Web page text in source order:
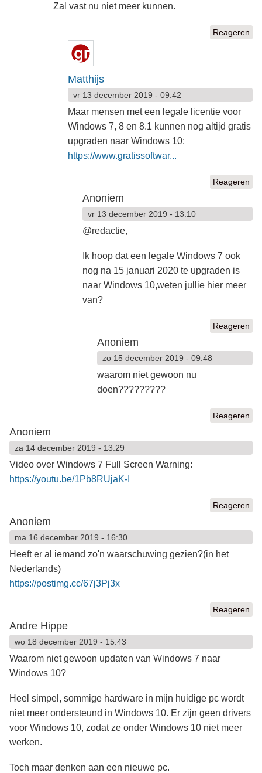
Zal vast nu niet meer kunnen.
Reageren
Matthijs
vr 13 december 2019 - 09:42
Maar mensen met een legale licentie voor
Windows 7, 8 en 8.1 kunnen nog altijd gratis
upgraden naar Windows 10:
https://www.gratissoftwar...
Reageren
Anoniem
vr 13 december 2019 - 13:10
@redactie,
Ik hoop dat een legale Windows 7 ook
nog na 15 januari 2020 te upgraden is
naar Windows 10,weten jullie hier meer
van?
Reageren
Anoniem
zo 15 december 2019 - 09:48
waarom niet gewoon nu
doen?????????
Reageren
Anoniem
za 14 december 2019 - 13:29
Video over Windows 7 Full Screen Warning:
https://youtu.be/1Pb8RUjaK-I
Reageren
Anoniem
ma 16 december 2019 - 16:30
Heeft er al iemand zo'n waarschuwing gezien?(in het
Nederlands)
https://postimg.cc/67j3Pj3x
Reageren
Andre Hippe
wo 18 december 2019 - 15:43
Waarom niet gewoon updaten van Windows 7 naar
Windows 10?
Heel simpel, sommige hardware in mijn huidige pc wordt
niet meer ondersteund in Windows 10. Er zijn geen drivers
voor Windows 10, zodat ze onder Windows 10 niet meer
werken.
Toch maar denken aan een nieuwe pc.